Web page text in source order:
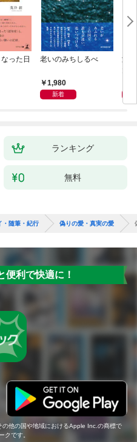
った日 老いのみちしるべ
1,980
新着
激
ランキング
無料
・随筆・紀行 偽りの愛・真実の愛
便利で快適に！
他の国や地域におけるApple Inc.の商標で
クです。